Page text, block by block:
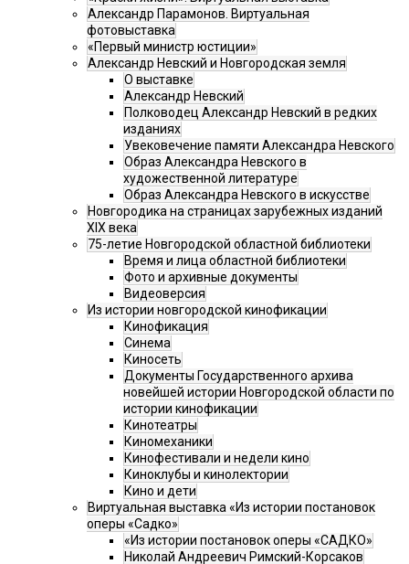
Александр Парамонов. Виртуальная
фотовыставка
«Первый министр юстиции»
Александр Невский и Новгородская земля
О выставке
Александр Невский
Полководец Александр Невский в редких
изданиях
Увековечение памяти Александра Невского
Образ Александра Невского в
художественной литературе
Образ Александра Невского в искусстве
Новгородика на страницах зарубежных изданий
XIX века
75-летие Новгородской областной библиотеки
Время и лица областной библиотеки
Фото и архивные документы
Видеоверсия
Из истории новгородской кинофикации
Кинофикация
Синема
Киносеть
Документы Государственного архива
новейшей истории Новгородской области по
истории кинофикации
Кинотеатры
Киномеханики
Кинофестивали и недели кино
Киноклубы и кинолектории
Кино и дети
Виртуальная выставка «Из истории постановок
оперы «Садко»
«Из истории постановок оперы «САДКО»
Николай Андреевич Римский-Корсаков